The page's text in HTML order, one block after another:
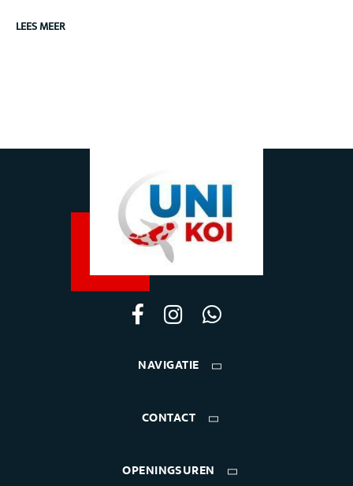
LEES MEER
NAVIGATIE
CONTACT
OPENINGSUREN